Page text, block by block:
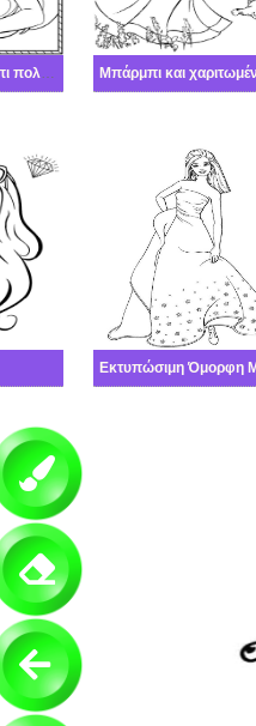
Πανέμορφη Μπάρμπι πολύ καλά